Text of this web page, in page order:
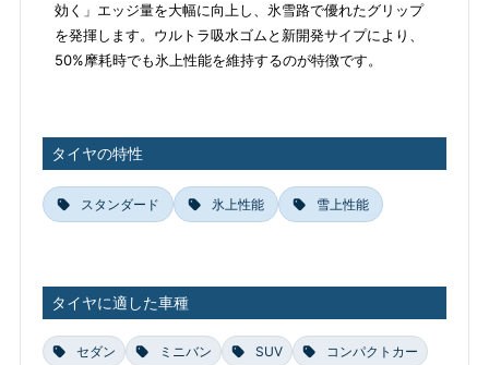
効く」エッジ量を大幅に向上し、氷雪路で優れたグリップ
を発揮します。ウルトラ吸水ゴムと新開発サイプにより、
50%摩耗時でも氷上性能を維持するのが特徴です。
タイヤの特性
スタンダード 氷上性能 雪上性能
タイヤに適した車種
セダン ミニバン SUV
コンパクトカー